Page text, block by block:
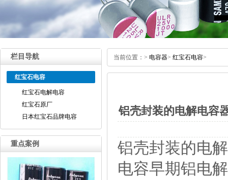
栏目导航
红宝石电容
红宝石电解电容
红宝石原厂
日本红宝石品牌电容
重点案例
当前位置： > 电容器> 红宝石电容>
铝壳封装的电解电容
铝壳封装的电
电容早期铝电